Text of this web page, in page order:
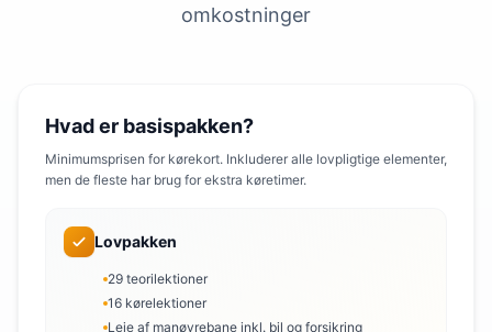
omkostninger
Hvad er basispakken?
Minimumsprisen for kørekort. Inkluderer alle lovpligtige elementer,
men de fleste har brug for ekstra køretimer.
Lovpakken
29 teorilektioner
16 kørelektioner
Leje af manøvrebane inkl. bil og forsikring